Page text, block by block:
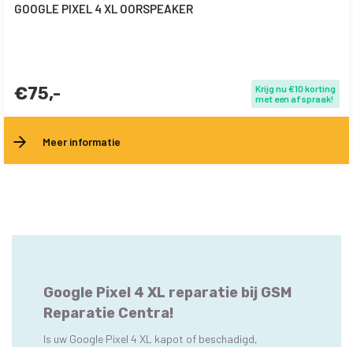
GOOGLE PIXEL 4 XL OORSPEAKER
€75,-
Krijg nu €10 korting
met een afspraak!
Meer informatie
Google Pixel 4 XL reparatie bij GSM
Reparatie Centra!
Is uw Google Pixel 4 XL kapot of beschadigd,